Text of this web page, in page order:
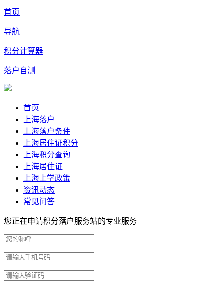
首页
导航
积分计算器
落户自测
首页
上海落户
上海落户条件
上海居住证积分
上海积分查询
上海居住证
上海上学政策
资讯动态
常见问答
您正在申请积分落户服务站的专业服务